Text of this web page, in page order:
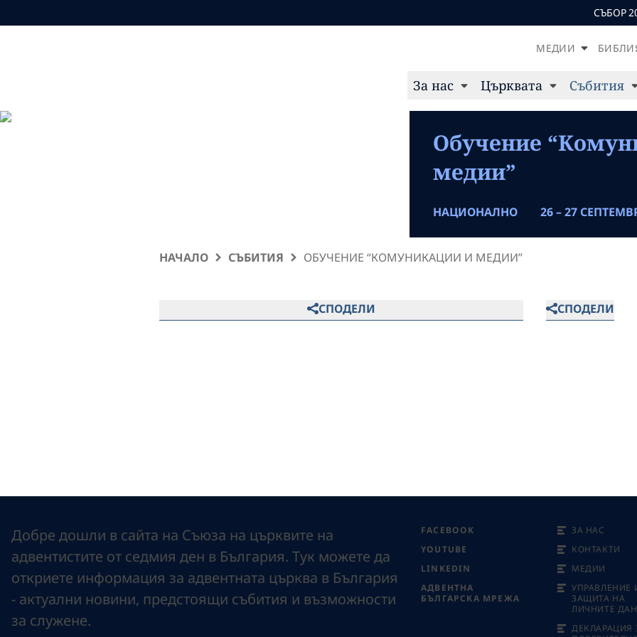
СЪБОР
МЕДИИ
За нас Църквата Събития
Обучение
медии”
НАЦИОНАЛНО 26 – 27
НАЧАЛО СЪБИТИЯ ОБУЧЕНИЕ “КОМУНИКАЦИИ И МЕДИИ”
СПОДЕЛИ СПОДЕЛИ
Добре дошли в сайта на Съюза на църквите на
адвентистите от седмия ден в България. Tук можете да
откриете информация за адвентната църква в България
- актуални новини, предстоящи събития и възможности
за служене.
FACEBOOK
YOUTUBE
LINKEDIN
АДВЕНТНА
БЪЛГАРСКА МРЕЖА
ЗА НАС
КОНТАКТИ
МЕДИИ
УПРАВЛЕНИЕ
ЗАЩИТА НА
ЛИЧНИТЕ
ДЕКЛАРАЦИЯ